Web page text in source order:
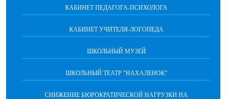
КАБИНЕТ ПЕДАГОГА-ПСИХОЛОГА
КАБИНЕТ УЧИТЕЛЯ-ЛОГОПЕДА
ШКОЛЬНЫЙ МУЗЕЙ
ШКОЛЬНЫЙ ТЕАТР "НАХАЛЕНОК"
СНИЖЕНИЕ БЮРОКРАТИЧЕСКОЙ НАГРУЗКИ НА